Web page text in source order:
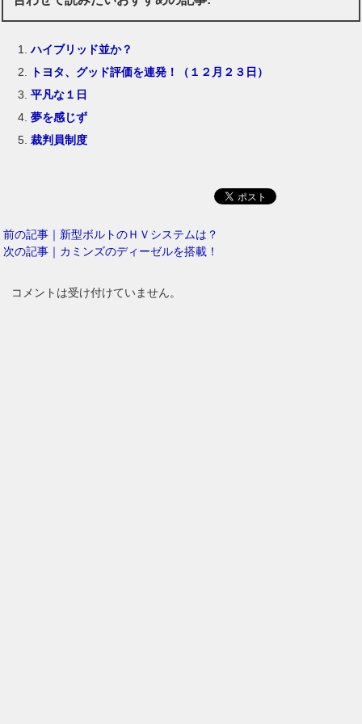
ハイブリッド並か？
トヨタ、グッド評価を連発！（１２月２３日）
平凡な１日
夢を感じず
裁判員制度
前の記事｜新型ボルトのＨＶシステムは？
次の記事｜カミンズのディーゼルを搭載！
コメントは受け付けていません。